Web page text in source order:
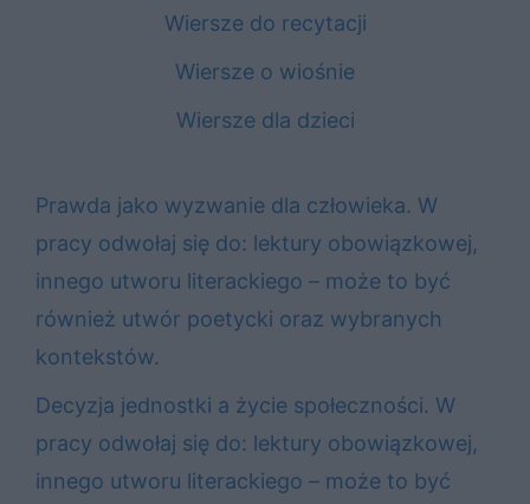
Wiersze do recytacji
Wiersze o wiośnie
Wiersze dla dzieci
Prawda jako wyzwanie dla człowieka. W
pracy odwołaj się do: lektury obowiązkowej,
innego utworu literackiego – może to być
również utwór poetycki oraz wybranych
kontekstów.
Decyzja jednostki a życie społeczności. W
pracy odwołaj się do: lektury obowiązkowej,
innego utworu literackiego – może to być